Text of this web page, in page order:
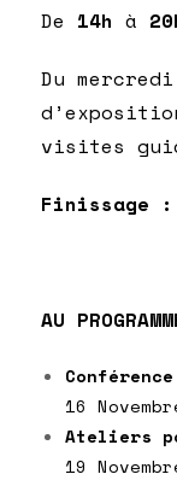
De 14h à
Du mercredi
visites
Finissage :
AU
16
Ateliers
19